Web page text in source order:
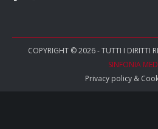
COPYRIGHT © 2026 - TUTTI I DIRITTI
SINFONIA
Privacy policy&